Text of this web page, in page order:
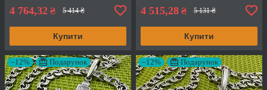
4 764,32 ₴ 5 414 ₴
Купити
4 515,28 ₴ 5 131 ₴
Купити
–12% Подарунок –12% Подарунок